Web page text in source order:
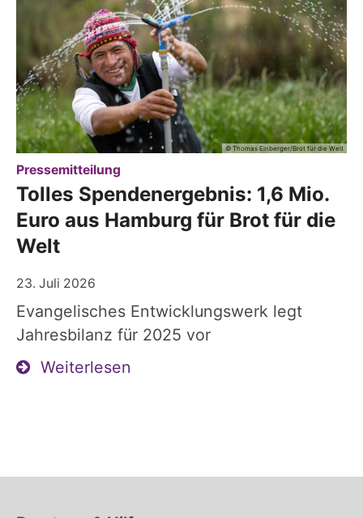
© Thomas Einberger/Brot für die Welt
Pressemitteilung
Tolles Spendenergebnis: 1,6 Mio.
Euro aus Hamburg für Brot für die
Welt
23. Juli 2026
Evangelisches Entwicklungswerk legt
Jahresbilanz für 2025 vor
Weiterlesen